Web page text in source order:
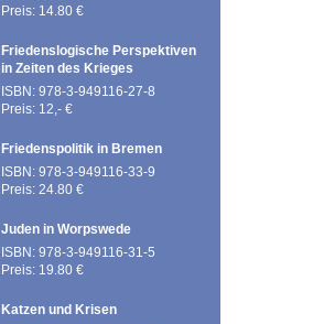
Preis: 14.80 €
Friedenslogische Perspektiven
in Zeiten des Krieges
ISBN: 978-3-949116-27-8
Preis: 12,- €
Friedenspolitik in Bremen
ISBN: 978-3-949116-33-9
Preis: 24.80 €
Juden in Worpswede
ISBN: 978-3-949116-31-5
Preis: 19.80 €
Katzen und Krisen